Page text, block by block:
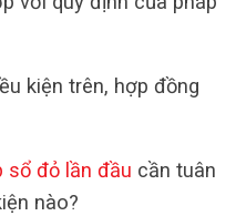
kiện trên, hợp đồng
sổ đỏ lần đầu cần tuân
nào?